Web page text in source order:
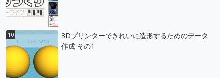
3Dプリンターできれいに造形するためのデータ
作成 その1